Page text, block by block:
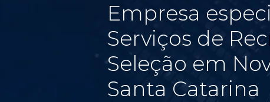
Empresa
Serviços de
Seleção em
Santa Catarina